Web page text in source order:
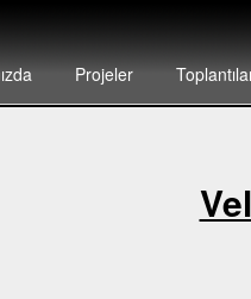
Projeler